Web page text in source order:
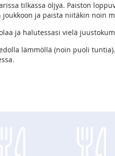
tilkassa öljyä. Paiston
joukkoon ja paista niitäkin noin
ja halutessasi vielä
lämmöllä (noin puoli